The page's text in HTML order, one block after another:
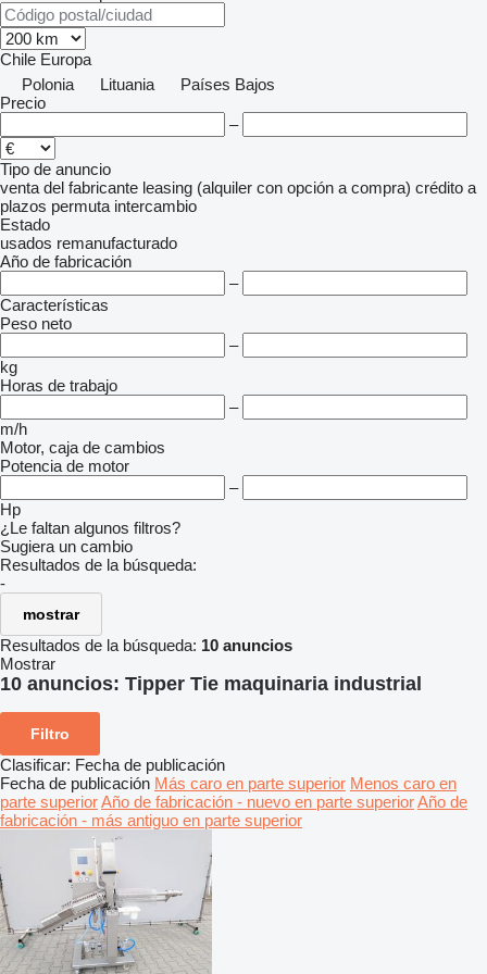
Chile Europa
Polonia
Lituania
Países Bajos
Precio
–
Tipo de anuncio
venta del fabricante leasing (alquiler con opción a compra) crédito a
plazos permuta intercambio
Estado
usados remanufacturado
Año de fabricación
–
Características
Peso neto
–
kg
Horas de trabajo
–
m/h
Motor, caja de cambios
Potencia de motor
–
Hp
¿Le faltan algunos filtros?
Sugiera un cambio
Resultados de la búsqueda:
-
mostrar
Resultados de la búsqueda: 10 anuncios
Mostrar
10 anuncios: Tipper Tie maquinaria industrial
Filtro
Clasificar: Fecha de publicación
Fecha de publicación Más caro en parte superior Menos caro en
parte superiorAño de fabricación - nuevo en parte superiorAño de
fabricación - más antiguo en parte superior